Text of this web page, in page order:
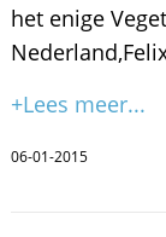
het enige
+Lees meer...
06-01-2015